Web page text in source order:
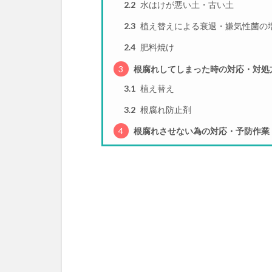
2.2 水はけが悪い土・古い土
2.3 植え替えによる衰退・嫌気性菌の
2.4 肥料焼け
3
根腐れしてしまった時の対応・対処
3.1 植え替え
3.2 根腐れ防止剤
4 根腐れさせない為の対応・予防作業